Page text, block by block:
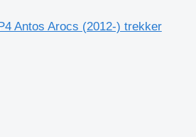
Antos Arocs (2012-) trekker